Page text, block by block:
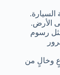
السيارة.
الأرض.
رسوم
وخالٍ من